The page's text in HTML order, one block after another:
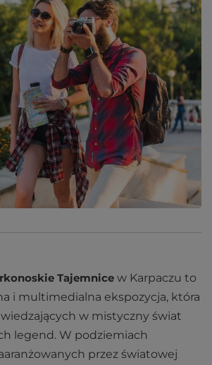
Tajemnice w Karpaczu to
i multimedialna ekspozycja, która
w mistyczny świat
legend. W podziemiach
przez światowej